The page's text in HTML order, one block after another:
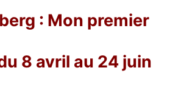
: Mon premier
8 avril au 24 juin